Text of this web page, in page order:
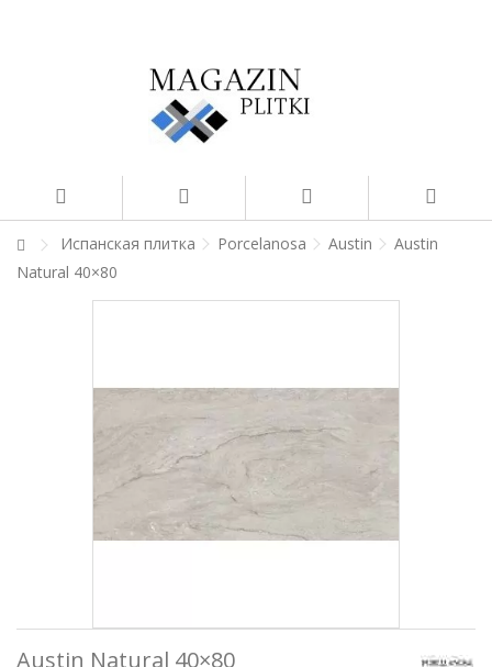
Испанская плитка Porcelanosa Austin
Austin
Natural 40×80
Austin Natural 40×80